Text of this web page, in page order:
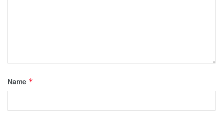
Name *